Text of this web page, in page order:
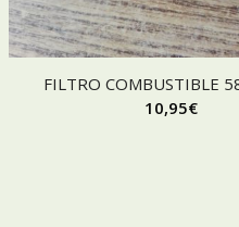
FILTRO COMBUSTIBLE
10,95€